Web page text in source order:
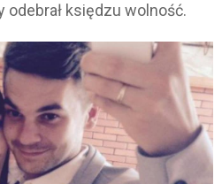
odebrał księdzu wolność.